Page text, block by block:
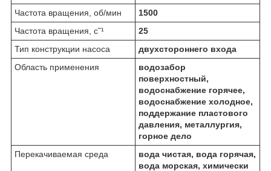
Частота вращения, об/мин
1500
Частота вращения, c˜¹
25
Тип конструкции насоса
двухстороннего входа
Область применения
водозабор
поверхностный,
водоснабжение горячее,
водоснабжение холодное,
поддержание пластового
давления, металлургия,
горное дело
Перекачиваемая среда
вода чистая, вода горячая,
вода морская, химически